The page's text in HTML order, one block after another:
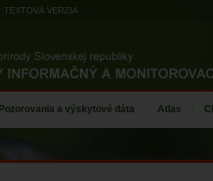
TEXTOVÁ VERZIA
Pozorovania a výskytové dáta Atlas